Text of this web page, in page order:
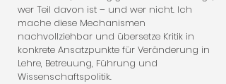
wer Teil davon ist – und wer nicht. Ich
mache diese Mechanismen
nachvollziehbar und übersetze Kritik in
konkrete Ansatzpunkte für Veränderung in
Lehre, Betreuung, Führung und
Wissenschaftspolitik.